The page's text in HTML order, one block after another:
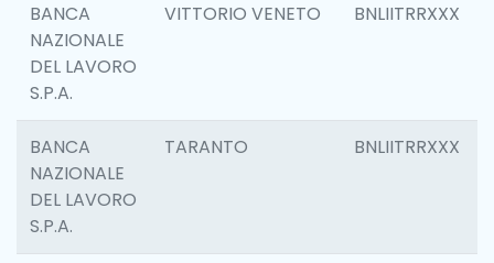
BANCA
NAZIONALE
DEL LAVORO
S.P.A.
VITTORIO VENETO BNLIITRRXXX
BANCA
NAZIONALE
DEL LAVORO
S.P.A.
TARANTO BNLIITRRXXX